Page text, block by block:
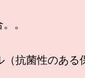
。
（抗菌性のある